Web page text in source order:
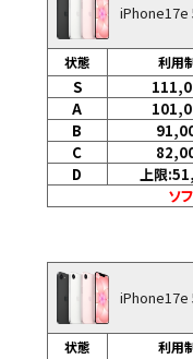
iPhone17e
状態 利用
S
A
B
C
D
上限
ソ
iPhone17e
状態 利用